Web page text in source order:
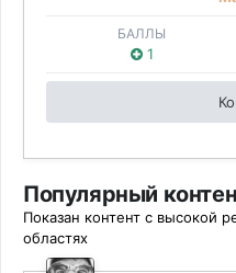
БАЛЛЫ
1
Популярный
Показан контент с высокой
областях